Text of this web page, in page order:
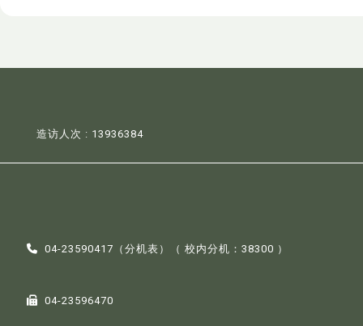
造访人次 : 13936384
04-23590417（分机表 ）（ 校内分机：38300 ）
04-23596470